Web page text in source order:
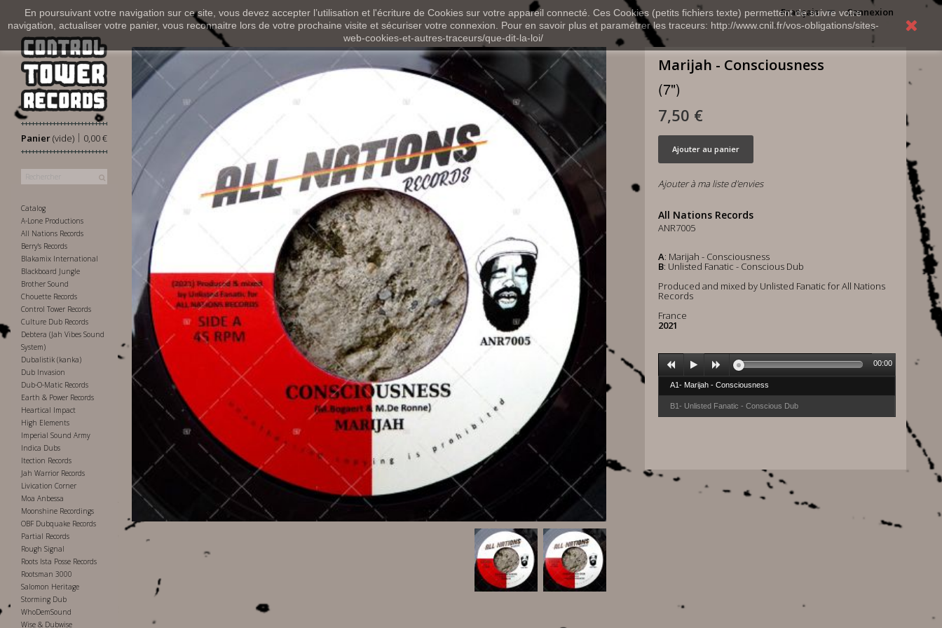
En poursuivant votre navigation sur ce site, vous devez accepter l’utilisation et l'écriture de Cookies sur votre appareil connecté. Ces Cookies (petits fichiers texte) permettent de suivre votre
navigation, actualiser votre panier, vous reconnaitre lors de votre prochaine visite et sécuriser votre connexion. Pour en savoir plus et paramétrer les traceurs: http://www.cnil.fr/vos-obligations/sites-
web-cookies-et-autres-traceurs/que-dit-la-loi/
Connexion
Français
Panier 0,00 €
|
(vide)
Catalog
A-Lone Productions
All Nations Records
Berry's Records
Blakamix International
Blackboard Jungle
Brother Sound
Chouette Records
Control Tower Records
Culture Dub Records
Debtera (Jah Vibes Sound
System)
Dubalistik (kanka)
Dub Invasion
Dub-O-Matic Records
Earth & Power Records
Heartical Impact
High Elements
Imperial Sound Army
Indica Dubs
Itection Records
Jah Warrior Records
Livication Corner
Moa Anbessa
Moonshine Recordings
OBF Dubquake Records
Partial Records
Rough Signal
Roots Ista Posse Records
Rootsman 3000
Salomon Heritage
Storming Dub
WhoDemSound
Wise & Dubwise
Marijah - Consciousness
(7")
7,50 €
Ajouter au panier
Ajouter à ma liste d'envies
All Nations Records
ANR7005
A: Marijah - Consciousness
B: Unlisted Fanatic - Conscious Dub
Produced and mixed by Unlisted Fanatic for All Nations
Records
France
2021
A1- Marijah - Consciousness
B1- Unlisted Fanatic - Conscious Dub
00:00